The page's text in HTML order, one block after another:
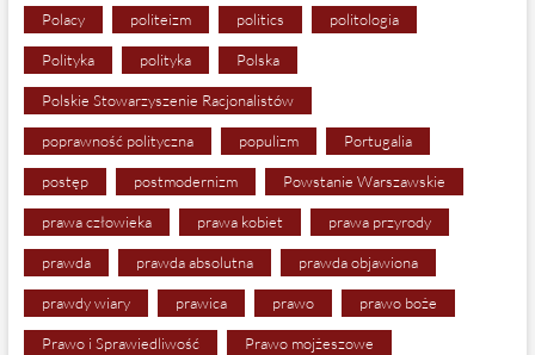
Polacy politeizm politics politologia
Polityka polityka Polska
Polskie Stowarzyszenie Racjonalistów
poprawność polityczna populizm Portugalia
postęp postmodernizm Powstanie Warszawskie
prawa człowieka prawa kobiet prawa przyrody
prawda prawda absolutna prawda objawiona
prawdy wiary prawica prawo prawo boże
Prawo i Sprawiedliwość Prawo mojżeszowe